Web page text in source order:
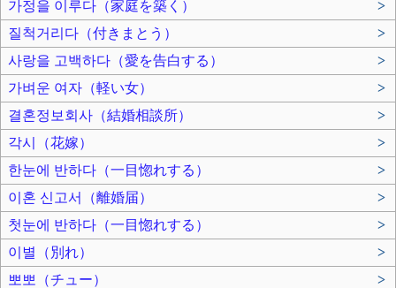
가정을 이루다（家庭を築く）
>
질척거리다（付きまとう）
>
사랑을 고백하다（愛を告白する）
>
가벼운 여자（軽い女）
>
결혼정보회사（結婚相談所）
>
각시（花嫁）
>
한눈에 반하다（一目惚れする）
>
이혼 신고서（離婚届）
>
첫눈에 반하다（一目惚れする）
>
이별（別れ）
>
뽀뽀（チュー）
>